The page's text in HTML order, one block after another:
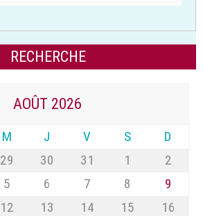
AOÛT 2026
M J V S
D
29 30 31 1
2
5 6 7 8
9
12 13 14 15
16